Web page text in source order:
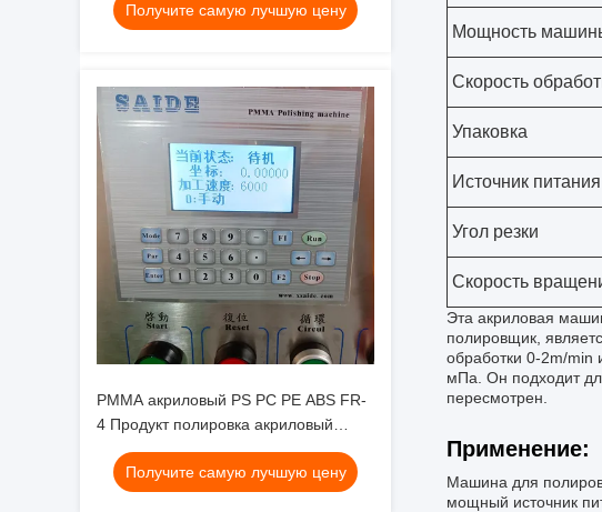
ПК, ПЭ, АБС, FR4, вес 800 кг,
решение для обработки
Получите самую лучшую цену
PMMA акриловый PS PC PE ABS FR-
4 Продукт полировка акриловый
краевой полировщик тяжелая
машина вес 800 кг Полировка длина
1000 мм для обработки
Получите самую лучшую цену
Мощность
Скорость
Упаковка
Источник питания
Угол резки
Скорость
Эта акриловая
полировщик,
обработки 0-2m/min
мПа. Он подходит
пересмотрен.
Применение:
Машина для
мощный источник